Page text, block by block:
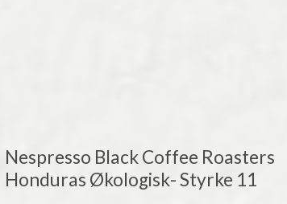
Nespresso Black Coffee Roasters
Honduras Økologisk- Styrke 11